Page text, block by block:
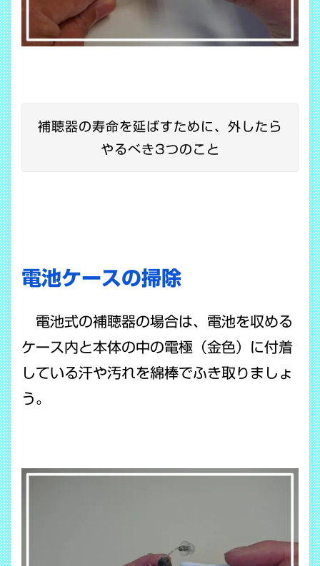
補聴器の寿命を延ばすために、外したら
やるべき3つのこと
電池ケースの掃除
電池式の補聴器の場合は、電池を収める
ケース内と本体の中の電極（金色）に付着
している汗や汚れを綿棒でふき取りましょ
う。